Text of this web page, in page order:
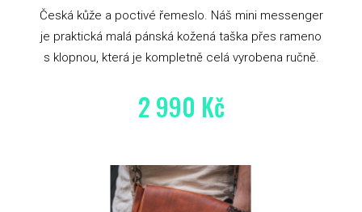
Česká kůže a poctivé řemeslo. Náš mini messenger
je praktická malá pánská kožená taška přes rameno
s klopnou, která je kompletně celá vyrobena ručně.
2 990 Kč